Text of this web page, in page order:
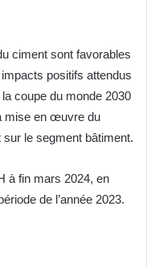
ciment sont favorables
positifs attendus
coupe du monde 2030
mise en œuvre du
sur le segment bâtiment.
à fin mars 2024, en
de l’année 2023.